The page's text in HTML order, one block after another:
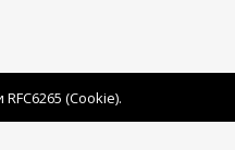
(Cookie).